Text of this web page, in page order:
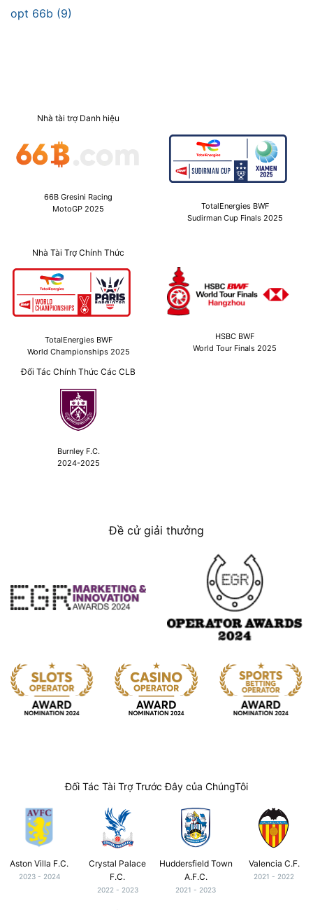
opt 66b (9)
Nhà tài trợ Danh hiệu
66B Gresini Racing
MotoGP 2025
TotalEnergies BWF
Sudirman Cup Finals 2025
Nhà Tài Trợ Chính Thức
TotalEnergies BWF
World Championships 2025
HSBC BWF
World Tour Finals 2025
Đối Tác Chính Thức Các CLB
Burnley F.C.
2024-2025
Đề cử giải thưởng
Đối Tác Tài Trợ Trước Đây của ChúngTôi
Aston Villa F.C.
2023 - 2024
Crystal Palace
F.C.
2022 - 2023
Huddersfield Town
A.F.C.
2021 - 2023
Valencia C.F.
2021 - 2022